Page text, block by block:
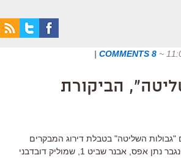
~
8 COMMENTS
|
הביקורת
"גבולות השליטה" בטבלת דירוג המבקרים
ב"עכבר העיר": נחמן אינגבר נתן אפס, אבנר שביט 1, שמוליק דובדבני